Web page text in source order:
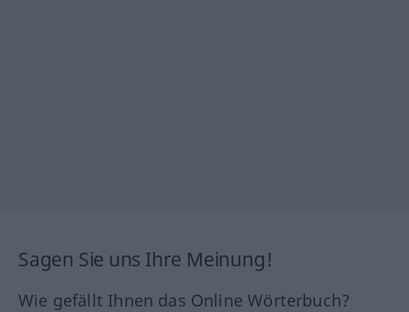
Sagen Sie uns Ihre Meinung!
Wie gefällt Ihnen das Online Wörterbuch?